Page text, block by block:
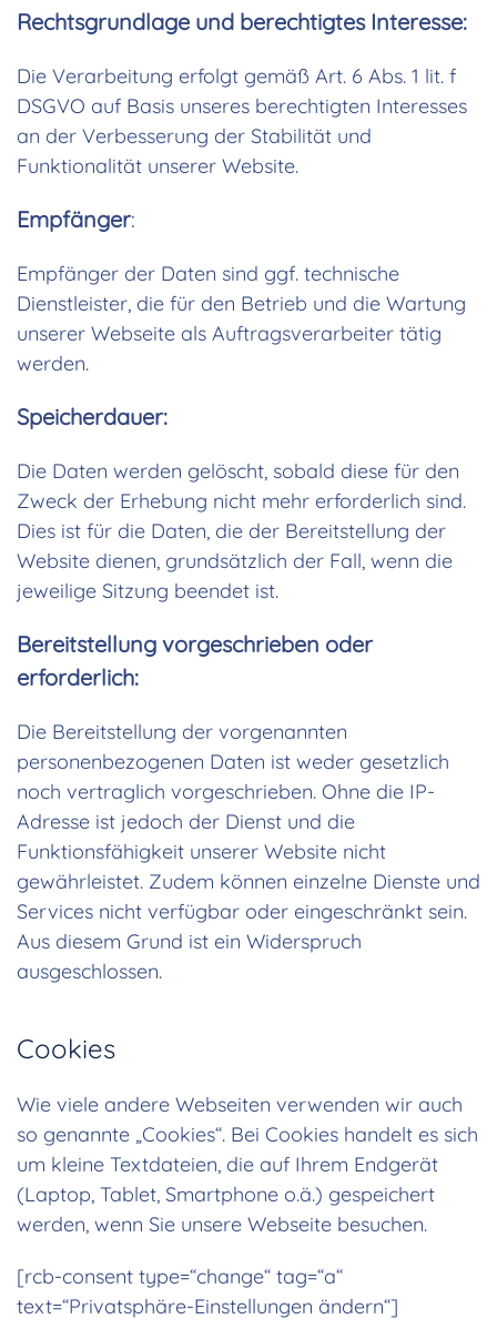
Rechtsgrundlage und berechtigtes Interesse:
Die Verarbeitung erfolgt gemäß Art. 6 Abs. 1 lit. f
DSGVO auf Basis unseres berechtigten Interesses
an der Verbesserung der Stabilität und
Funktionalität unserer Website.
Empfänger:
Empfänger der Daten sind ggf. technische
Dienstleister, die für den Betrieb und die Wartung
unserer Webseite als Auftragsverarbeiter tätig
werden.
Speicherdauer:
Die Daten werden gelöscht, sobald diese für den
Zweck der Erhebung nicht mehr erforderlich sind.
Dies ist für die Daten, die der Bereitstellung der
Website dienen, grundsätzlich der Fall, wenn die
jeweilige Sitzung beendet ist.
Bereitstellung vorgeschrieben oder
erforderlich:
Die Bereitstellung der vorgenannten
personenbezogenen Daten ist weder gesetzlich
noch vertraglich vorgeschrieben. Ohne die IP-
Adresse ist jedoch der Dienst und die
Funktionsfähigkeit unserer Website nicht
gewährleistet. Zudem können einzelne Dienste und
Services nicht verfügbar oder eingeschränkt sein.
Aus diesem Grund ist ein Widerspruch
ausgeschlossen.
Cookies
Wie viele andere Webseiten verwenden wir auch
so genannte „Cookies“. Bei Cookies handelt es sich
um kleine Textdateien, die auf Ihrem Endgerät
(Laptop, Tablet, Smartphone o.ä.) gespeichert
werden, wenn Sie unsere Webseite besuchen.
[rcb-consent type=“change“ tag=“a“
text=“Privatsphäre-Einstellungen ändern“]